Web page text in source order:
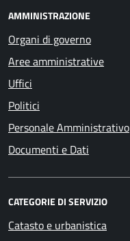
AMMINISTRAZIONE
Organi di governo
Aree amministrative
Uffici
Politici
Personale Amministrativo
Documenti e Dati
CATEGORIE DI SERVIZIO
Catasto e urbanistica